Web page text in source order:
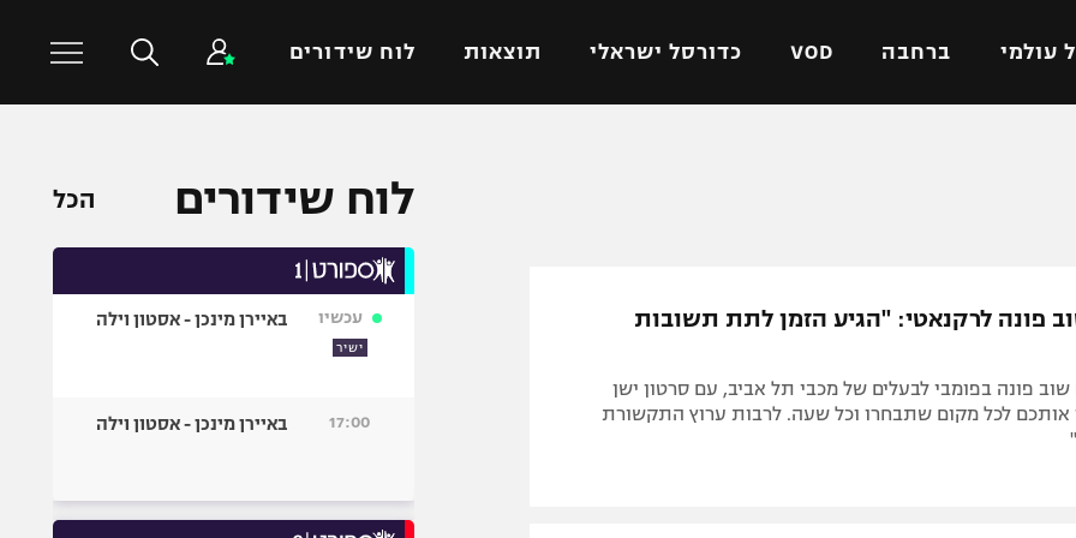
עולמי ברחבה VOD כדורסל ישראלי תוצאות לוח שידורים
ישראל
ליגה איטלקית
הפועל ירושלים
כדורסל עולמי
כדורעף
היאבקות WWE
פונה לרקנאטי: "הגיע הזמן לתת תשובות
פונה בפומבי לבעלים של מכבי תל אביב, עם סרטון ישן
אותכם לכל מקום שתבחרו וכל שעה. לרבות ערוץ התקשורת
לוח שידורים הכל
עכשיו
ישיר
באיירן מינכן - אסטון וילה
17:00 באיירן מינכן - אסטון וילה